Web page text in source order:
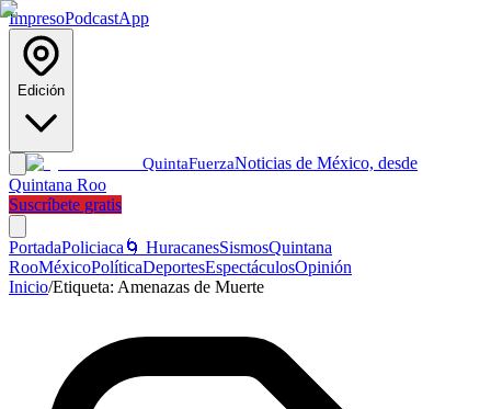
ImpresoPodcastApp
Edición
QuintaFuerzaNoticias de México, desde
Quintana Roo
Suscríbete gratis
PortadaPoliciaca 🌀 HuracanesSismosQuintana
RooMéxicoPolíticaDeportesEspectáculosOpinión
Inicio/Etiqueta: Amenazas de Muerte